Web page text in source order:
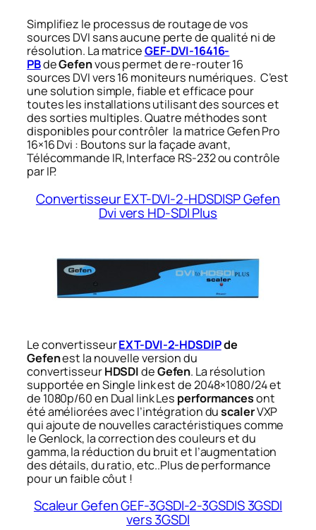
Simplifiez le processus de routage de vos
sources DVI sans aucune perte de qualité ni de
résolution. La matriceGEF-DVI-16416-
PBdeGefenvous permet de re-router 16
sources DVI vers 16 moniteurs numériques. C’est
une solution simple, fiable et efficace pour
toutes les installations utilisant des sources et
des sorties multiples. Quatre méthodes sont
disponibles pour contrôler la matrice Gefen Pro
16×16 Dvi : Boutons sur la façade avant,
Télécommande IR, Interface RS-232 ou contrôle
par IP.
Convertisseur EXT-DVI-2-HDSDISP Gefen
Dvi vers HD-SDI Plus
Le convertisseurEXT-DVI-2-HDSDIPde
Gefenest la nouvelle version du
convertisseurHDSDIdeGefen. La résolution
supportée en Single link est de 2048×1080/24 et
de 1080p/60 en Dual link Les performancesont
été améliorées avec l’intégration duscalerVXP
qui ajoute de nouvelles caractéristiques comme
le Genlock, la correction des couleurs et du
gamma, la réduction du bruit et l’augmentation
des détails, du ratio, etc..Plus de performance
pour un faible côut !
Scaleur Gefen GEF-3GSDI-2-3GSDIS 3GSDI
vers 3GSDI